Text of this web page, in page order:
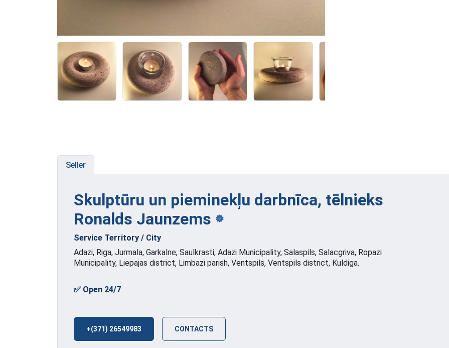
Seller
Skulptūru un pieminekļu darbnīca, tēlnieks
Ronalds Jaunzems
Service Territory / City
Adazi, Riga, Jurmala, Garkalne, Saulkrasti, Adazi Municipality, Salaspils, Salacgriva, Ropazi
Municipality, Liepajas district, Limbazi parish, Ventspils, Ventspils district, Kuldiga.
✅ Open 24/7
+(371) 26549983 CONTACTS